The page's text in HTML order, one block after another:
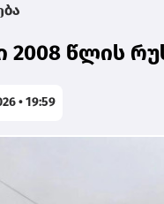
2008 წლის
• 19:59